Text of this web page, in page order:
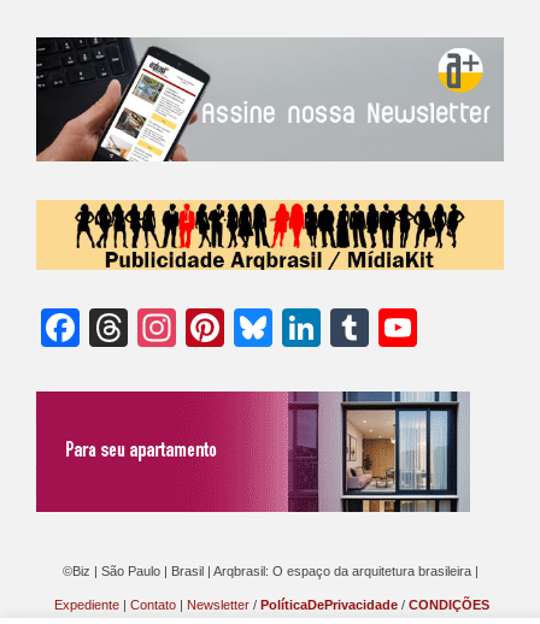
Facebook
Threads
Instagram
Pinterest
Bluesky
LinkedIn
Tumblr
©Biz | São Paulo | Brasil | Arqbrasil: O espaço da arquitetura brasileira |
Expediente | Contato | Newsletter / PolíticaDePrivacidade / CONDIÇÕES